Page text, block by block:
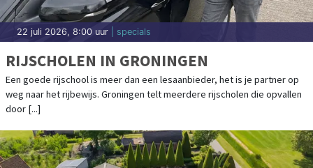
22 juli 2026, 8:00 uur | specials
RIJSCHOLEN IN GRONINGEN
Een goede rijschool is meer dan een lesaanbieder, het is je partner op
weg naar het rijbewijs. Groningen telt meerdere rijscholen die opvallen
door [...]